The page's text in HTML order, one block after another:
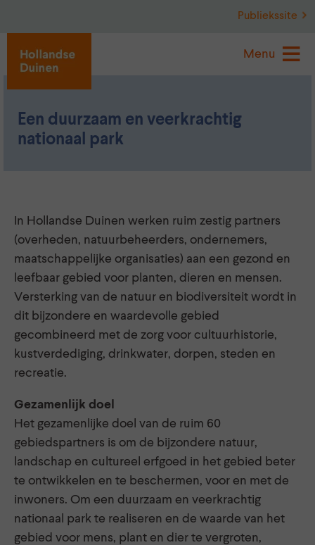
Publiekssite
Menu
Een duurzaam en veerkrachtig
nationaal park
In Hollandse Duinen werken ruim zestig partners
(overheden, natuurbeheerders, ondernemers,
maatschappelijke organisaties) aan een gezond en
leefbaar gebied voor planten, dieren en mensen.
Versterking van de natuur en biodiversiteit wordt in
dit bijzondere en waardevolle gebied
gecombineerd met de zorg voor cultuurhistorie,
kustverdediging, drinkwater, dorpen, steden en
recreatie.
Gezamenlijk doel
Het gezamenlijke doel van de ruim 60
gebiedspartners is om de bijzondere natuur,
landschap en cultureel erfgoed in het gebied beter
te ontwikkelen en te beschermen, voor en met de
inwoners. Om een duurzaam en veerkrachtig
nationaal park te realiseren en de waarde van het
gebied voor mens, plant en dier te vergroten,